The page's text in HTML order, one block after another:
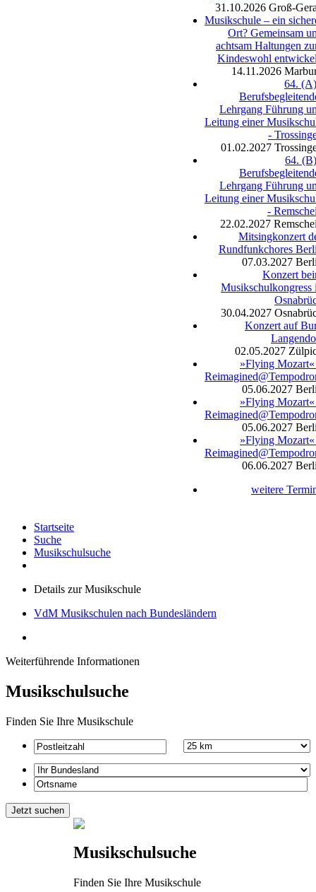
31.10.2026 Groß-
Musikschule – ein
Ort? Gemeinsam
achtsam Haltungen
Kindeswohl
14.11.2026
64.
Lehrgang Führung
Leitung einer
-
01.02.2027
64.
Lehrgang Führung
Leitung einer
-
22.02.2027
Mitsingkonzert
Rundfunkchores
07.03.2027
Konzert
Musikschulkongress
30.04.2027
Konzert auf
02.05.2027
»Flying
05.06.2027
»Flying
05.06.2027
»Flying
06.06.2027
weitere
Startseite
Suche
Musikschulsuche
Details zur Musikschule
VdM Musikschulen nach Bundesländern
Weiterführende Informationen
Musikschulsuche
Finden Sie Ihre Musikschule
Musikschulsuche
Finden Sie Ihre Musikschule